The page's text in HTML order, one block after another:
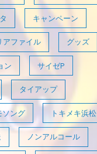
キャンペーン
アファイル グッズ
ン サイゼP
タイアップ
ソング トキメキ浜松
ノンアルコール